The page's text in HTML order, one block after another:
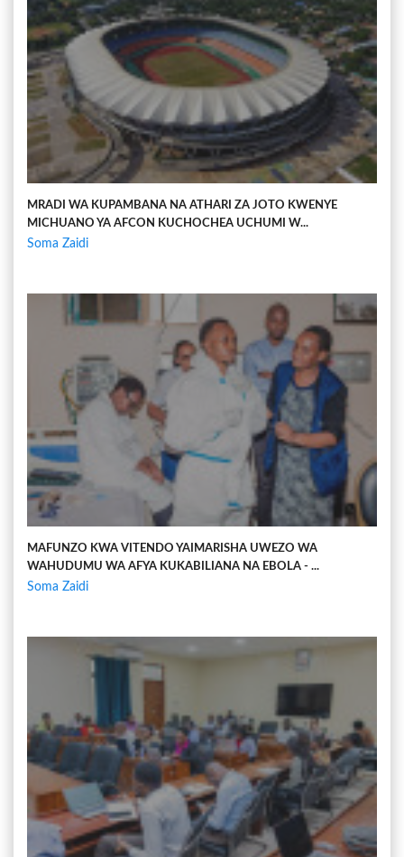
MRADI WA KUPAMBANA NA ATHARI ZA JOTO KWENYE
MICHUANO YA AFCON KUCHOCHEA UCHUMI W...
Soma Zaidi
MAFUNZO KWA VITENDO YAIMARISHA UWEZO WA
WAHUDUMU WA AFYA KUKABILIANA NA EBOLA - ...
Soma Zaidi